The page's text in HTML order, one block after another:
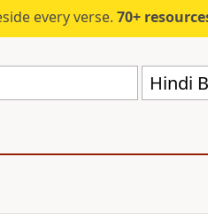
every verse. 70+ resources
Hindi